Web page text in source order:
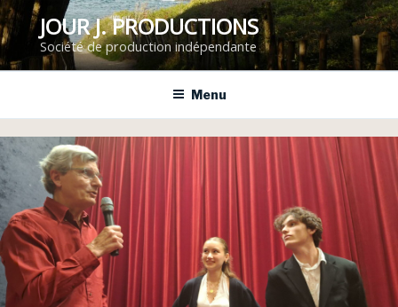
Aller
au
contenu
principal
JOUR J. PRODUCTIONS
Société de production indépendante
Menu